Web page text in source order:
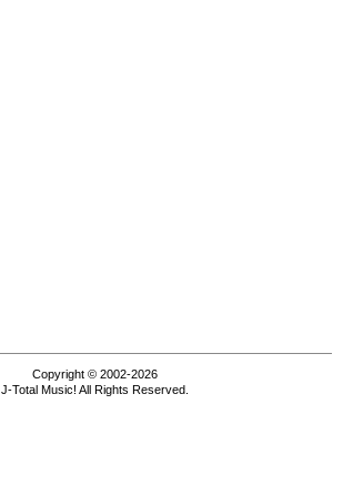
Copyright © 2002-2026
J-Total Music! All Rights Reserved.